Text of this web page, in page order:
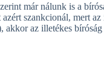
már nálunk is a
szankcionál, mert
akkor az illetékes